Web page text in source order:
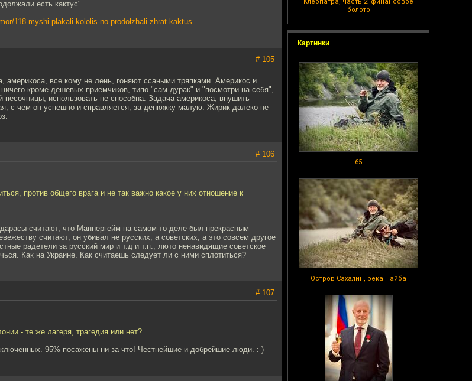
болото
Картинки
65
Остров Сахалин, река Найба
есть кактус".
118-myshi-plakali-kololis-no-prodolzhali-zhrat-kaktus
# 105
америкоса, все кому не лень, гоняют ссаными тряпками. Америкос и
кроме дешевых приемчиков, типо "сам дурак" и "посмотри на себя",
песочницы, использовать не способна. Задача америкоса, внушить
с чем он успешно и справляется, за денюжку малую. Жирик далеко не
# 106
против общего врага и не так важно какое у них отношение к
считают, что Маннергейм на самом-то деле был прекрасным
считают, он убивал не русских, а советских, а это совсем другое
радетели за русский мир и т.д и т.п., люто ненавидящие советское
Как на Украине. Как считаешь следует ли с ними сплотиться?
# 107
- те же лагеря, трагедия или нет?
95% посажены ни за что! Честнейшие и добрейшие люди. :-)